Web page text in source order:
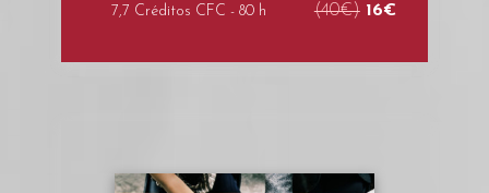
7,7 Créditos CFC - 80 h (40€) 16€